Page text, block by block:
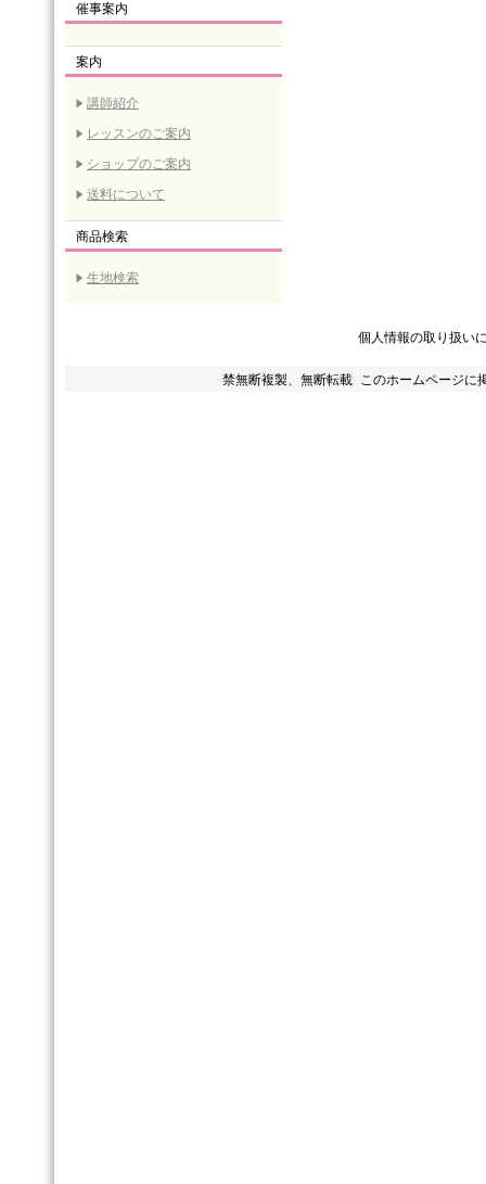
催事案内
案内
講師紹介
レッスンのご案内
ショップのご案内
送料について
商品検索
生地検索
個人情報の取り扱い
禁無断複製、無断転載 このホームページに